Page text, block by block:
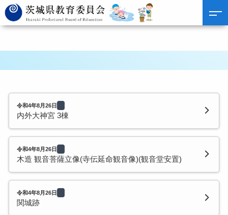
令和4年8月26日
内外大神宮 3棟
令和4年8月26日
木造 観音菩薩立像(寺伝延命観音像)(観音堂安置)
令和4年8月26日
関城跡